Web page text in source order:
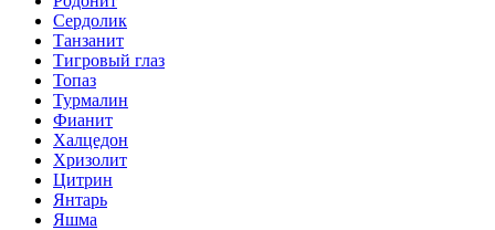
Сердолик
Танзанит
Тигровый глаз
Топаз
Турмалин
Фианит
Халцедон
Хризолит
Цитрин
Янтарь
Яшма